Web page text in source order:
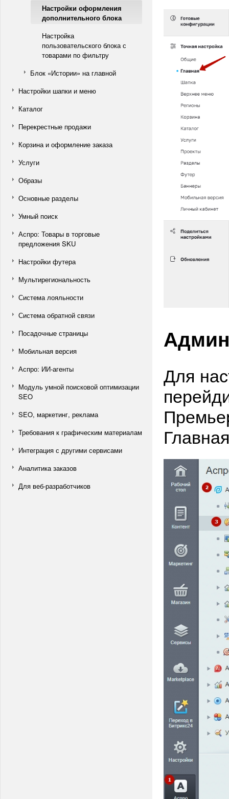
Настройки оформления
дополнительного блока
Настройка
пользовательского блока с
товарами по фильтру
Блок «Истории» на главной
Настройки шапки и меню
Каталог
Перекрестные продажи
Корзина и оформление заказа
Услуги
Образы
Основные разделы
Умный поиск
Аспро: Товары в торговые
предложения SKU
Настройки футера
Мультирегиональность
Система лояльности
Система обратной связи
Посадочные страницы
Мобильная версия
Аспро: ИИ-агенты
Модуль умной поисковой оптимизации
SEO
SEO, маркетинг, реклама
Требования к графическим материалам
Интеграция с другими сервисами
Аналитика заказов
Для веб-разработчиков
Для